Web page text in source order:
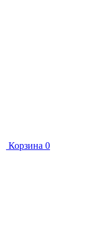
Корзина 0